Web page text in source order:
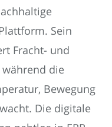
Sein
Fracht- und
die
Bewegung
Die digitale